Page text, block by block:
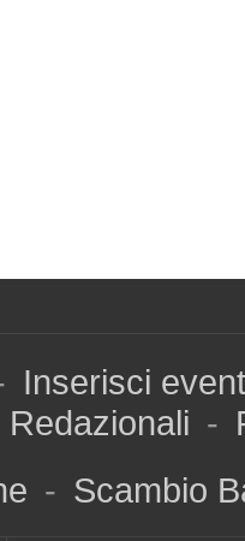
Inserisci
Redazionali -
- Scambio